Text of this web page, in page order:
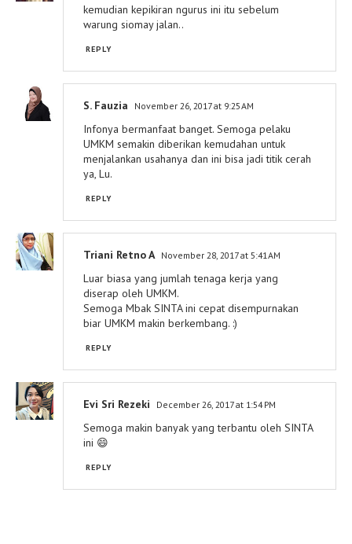
kemudian kepikiran ngurus ini itu sebelum
warung siomay jalan..
REPLY
S. Fauzia November 26, 2017 at 9:25 AM
Infonya bermanfaat banget. Semoga pelaku
UMKM semakin diberikan kemudahan untuk
menjalankan usahanya dan ini bisa jadi titik cerah
ya, Lu.
REPLY
Triani Retno A November 28, 2017 at 5:41 AM
Luar biasa yang jumlah tenaga kerja yang
diserap oleh UMKM.
Semoga Mbak SINTA ini cepat disempurnakan
biar UMKM makin berkembang. :)
REPLY
Evi Sri Rezeki December 26, 2017 at 1:54 PM
Semoga makin banyak yang terbantu oleh SINTA
ini 😄
REPLY